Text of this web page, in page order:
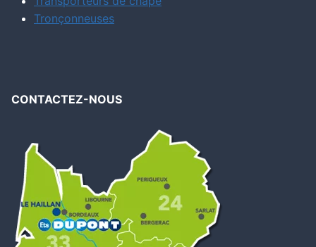
Tronçonneuses
CONTACTEZ-NOUS